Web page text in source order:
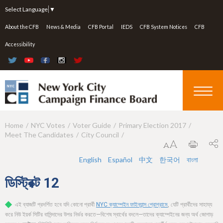
Select Language ▼
About the CFB News & Media CFB Portal IEDS CFB System Notices CFB
Accessibility
Y
a
e
Home NYC Votes Voter Guide
Primary Election 2017
Meet The Candidates
City Council
English Español 中文 한국어 বাংলা
ডিস্ট্রিক্ট 12
এই ব্যাজটি প্রদর্শিত হবে যদি কোনো প্রার্থী NYC ক্যাম্পেইন ফাইন্যান্স প্রোগ্রামে, যেটি প্রার্থীদের সাহায্য
করে নিউ ইয়র্ক সিটির বাসিন্দাদের উপর নির্ভর করতে—বিশেষ স্বার্থের বদলে—তাদের ক্যাম্পেইনের জন্য অর্থ জোগাড়